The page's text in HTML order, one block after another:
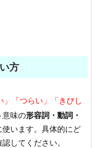
方
」「つらい」「きびし
意味の形容詞・動詞・
います。具体的にど
してください。